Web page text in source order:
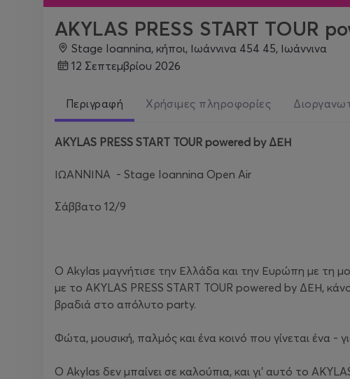
AKYLAS PRESS START TOUR
Stage Ioannina, κήποι, Ιωάννινα 454 45, Ιωάννινα
12 Σεπτεμβρίου 2026
Περιγραφή Χρήσιμες πληροφορίες
AKYLAS PRESS START TOUR powered by ΔΕΗ
ΙΩΑΝΝΙΝΑ - Stage Ioannina Open Air
Σάββατο 12/9
Ο Αkylas μαγνήτισε την Ελλάδα και την Ευρώπη με τη
με το AKYLAS PRESS START TOUR powered by ΔΕΗ,
βραδιά στο απόλυτο party.
Φώτα, μουσική, παλμός και ένα κοινό που γίνεται ένα -
Ο Akylas δεν μπαίνει σε καλούπια, και γι’ αυτό το